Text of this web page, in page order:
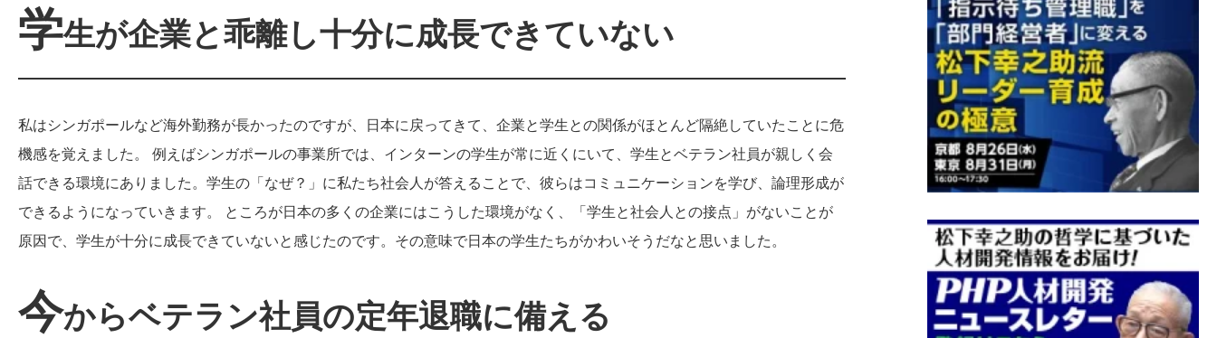
学生が企業と乖離し十分に成長できていない
私はシンガポールなど海外勤務が長かったのですが、日本に戻ってきて、企業と学生との関係がほとんど隔絶していたことに危
機感を覚えました。 例えばシンガポールの事業所では、インターンの学生が常に近くにいて、学生とベテラン社員が親しく会
話できる環境にありました。学生の「なぜ？」に私たち社会人が答えることで、彼らはコミュニケーションを学び、論理形成が
できるようになっていきます。 ところが日本の多くの企業にはこうした環境がなく、「学生と社会人との接点」がないことが
原因で、学生が十分に成長できていないと感じたのです。その意味で日本の学生たちがかわいそうだなと思いました。
今からベテラン社員の定年退職に備える